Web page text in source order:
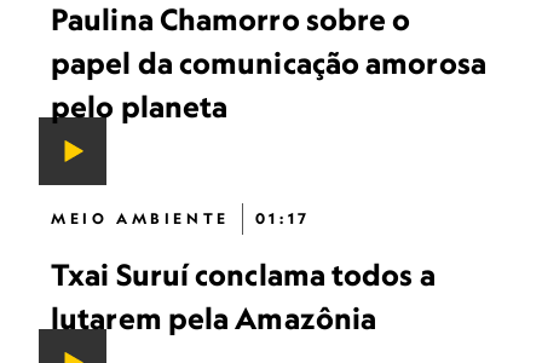
Paulina Chamorro sobre o
papel da comunicação amorosa
pelo planeta
MEIO AMBIENTE 01:17
Txai Suruí conclama todos a
lutarem pela Amazônia